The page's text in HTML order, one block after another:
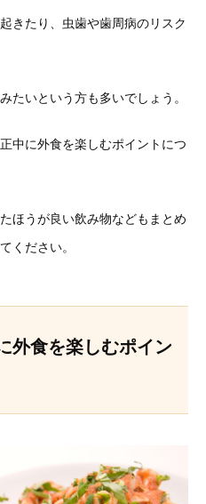
きたり、虫歯や歯周病のリスク
たいという方も多いでしょう。
中に外食を楽しむポイントにつ
ほうが良い飲み物などもまとめ
ください。
外食を楽しむポイン